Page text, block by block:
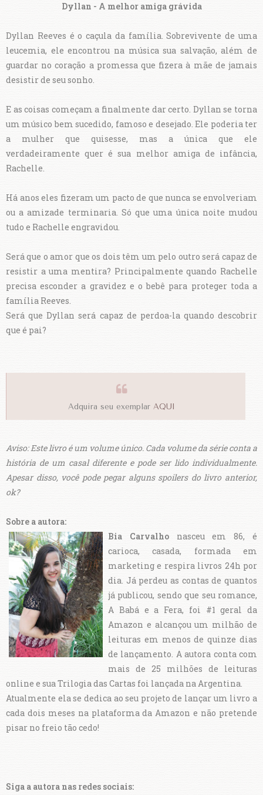
Dyllan - A melhor amiga grávida
Dyllan Reeves é o caçula da família. Sobrevivente de uma
leucemia, ele encontrou na música sua salvação, além de
guardar no coração a promessa que fizera à mãe de jamais
desistir de seu sonho.
E as coisas começam a finalmente dar certo. Dyllan se torna
um músico bem sucedido, famoso e desejado. Ele poderia ter
a mulher que quisesse, mas a única que ele
verdadeiramente quer é sua melhor amiga de infância,
Rachelle.
Há anos eles fizeram um pacto de que nunca se envolveriam
ou a amizade terminaria. Só que uma única noite mudou
tudo e Rachelle engravidou.
Será que o amor que os dois têm um pelo outro será capaz de
resistir a uma mentira? Principalmente quando Rachelle
precisa esconder a gravidez e o bebê para proteger toda a
família Reeves.
Será que Dyllan será capaz de perdoa-la quando descobrir
que é pai?
Adquira seu exemplar AQUI
Aviso: Este livro é um volume único. Cada volume da série conta a
história de um casal diferente e pode ser lido individualmente.
Apesar disso, você pode pegar alguns spoilers do livro anterior,
ok?
Sobre a autora:
Bia Carvalhonasceu em 86, é
carioca, casada, formada em
marketing e respira livros 24h por
dia. Já perdeu as contas de quantos
já publicou, sendo que seu romance,
A Babá e a Fera, foi #1 geral da
Amazon e alcançou um milhão de
leituras em menos de quinze dias
de lançamento. A autora conta com
mais de 25 milhões de leituras
online e sua Trilogia das Cartas foi lançada na Argentina.
Atualmente ela se dedica ao seu projeto de lançar um livro a
cada dois meses na plataforma da Amazon e não pretende
pisar no freio tão cedo!
Siga a autora nas redes sociais: